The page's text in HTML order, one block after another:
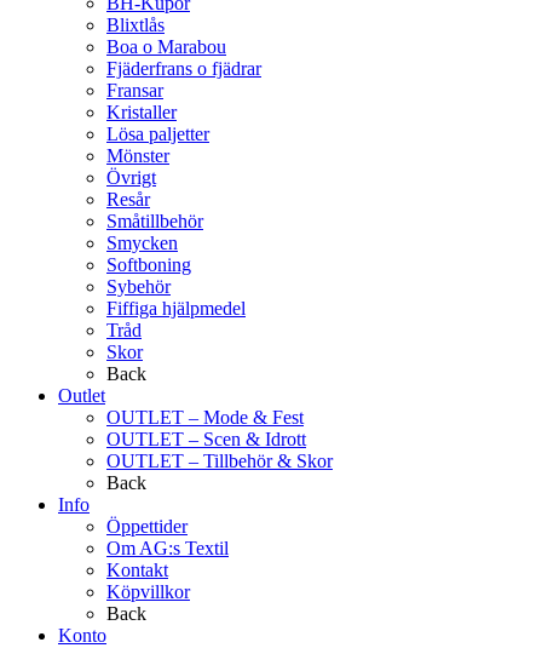
Blixtlås
Boa o Marabou
Fjäderfrans o fjädrar
Fransar
Kristaller
Lösa paljetter
Mönster
Övrigt
Resår
Småtillbehör
Smycken
Softboning
Sybehör
Fiffiga hjälpmedel
Tråd
Skor
Back
Outlet
OUTLET – Mode & Fest
OUTLET – Scen & Idrott
OUTLET – Tillbehör & Skor
Back
Info
Öppettider
Om AG:s Textil
Kontakt
Köpvillkor
Back
Konto